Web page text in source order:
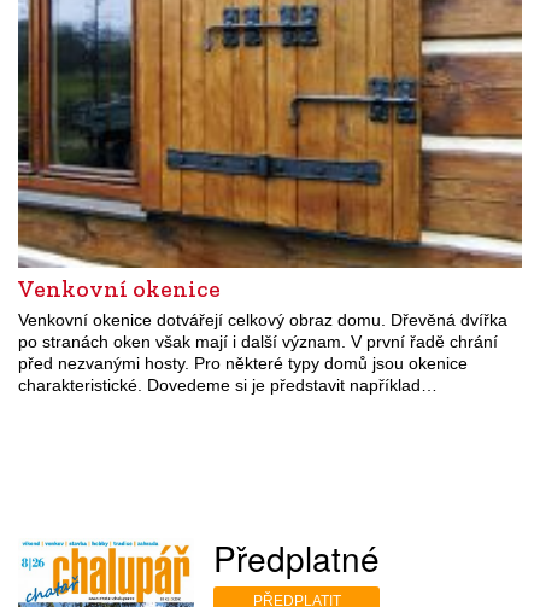
Venkovní okenice
Venkovní okenice dotvářejí celkový obraz domu. Dřevěná dvířka
po stranách oken však mají i další význam. V první řadě chrání
před nezvanými hosty. Pro některé typy domů jsou okenice
charakteristické. Dovedeme si je představit například…
Předplatné
PŘEDPLATIT